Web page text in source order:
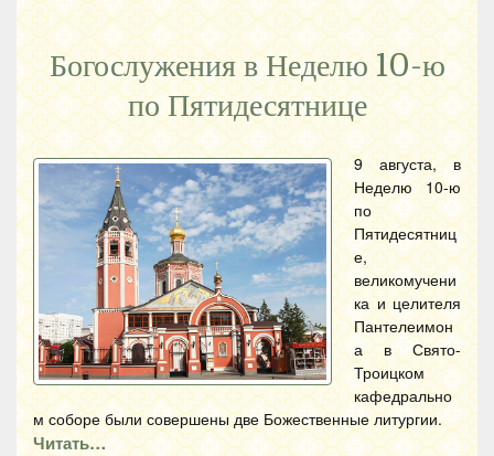
Богослужения в Неделю 10-ю
по Пятидесятнице
9 августа, в
Неделю 10-ю
по
Пятидесятниц
е,
великомучени
ка и целителя
Пантелеимон
а в Свято-
Троицком
кафедрально
м соборе были совершены две Божественные литургии.
Читать…